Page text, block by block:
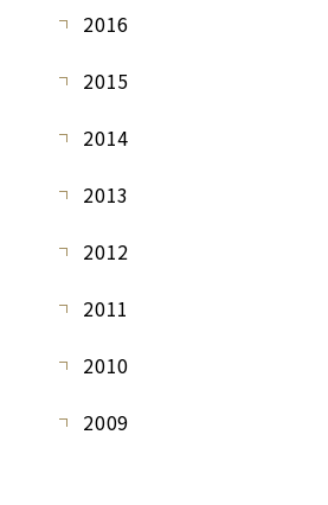
2016
2015
2014
2013
2012
2011
2010
2009